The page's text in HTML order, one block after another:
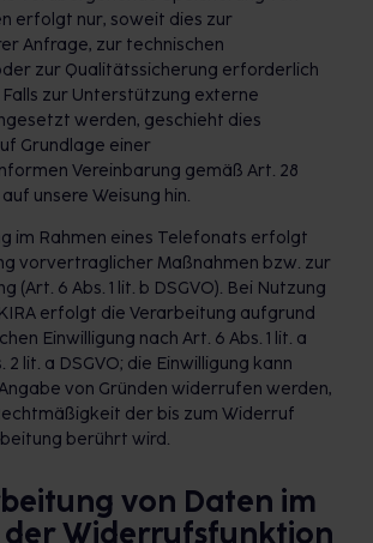
erfolgt nur, soweit dies zur
Anfrage, zur technischen
zur Qualitätssicherung erforderlich
Falls zur Unterstützung externe
werden, geschieht dies
Grundlage einer
Vereinbarung gemäß Art. 28
unsere Weisung hin.
im Rahmen eines Telefonats erfolgt
vorvertraglicher Maßnahmen bzw. zur
(Art. 6 Abs. 1 lit. b DSGVO). Bei Nutzung
erfolgt die Verarbeitung aufgrund
Einwilligung nach Art. 6 Abs. 1 lit. a
2 lit. a DSGVO; die Einwilligung kann
von Gründen widerrufen werden,
der bis zum Widerruf
berührt wird.
von Daten im
der Widerrufsfunktion